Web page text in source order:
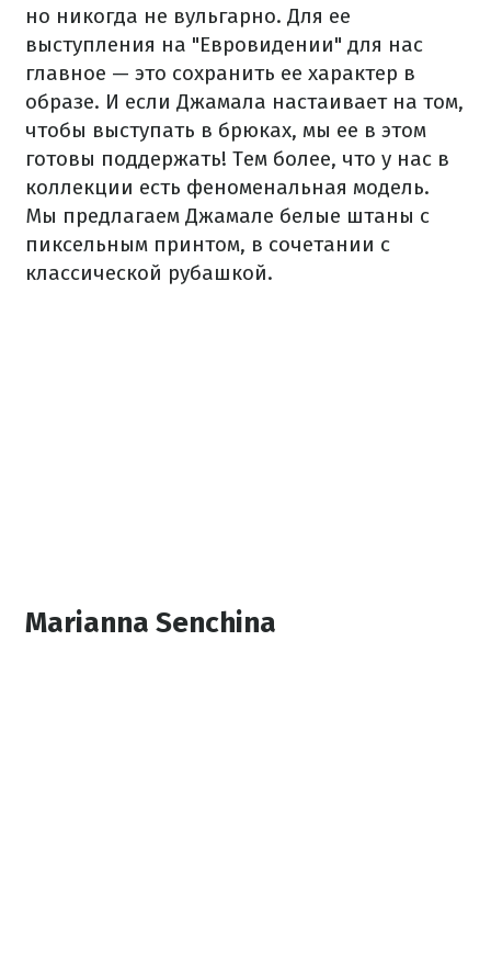
но никогда не вульгарно. Для ее
выступления на "Евровидении" для нас
главное — это сохранить ее характер в
образе. И если Джамала настаивает на том,
чтобы выступать в брюках, мы ее в этом
готовы поддержать! Тем более, что у нас в
коллекции есть феноменальная модель.
Мы предлагаем Джамале белые штаны с
пиксельным принтом, в сочетании с
классической рубашкой.
Marianna Senchina